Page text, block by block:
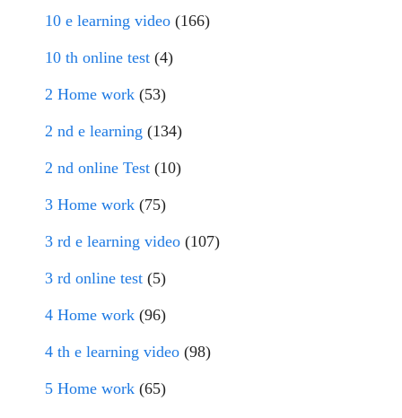
10 e learning video (166)
10 th online test (4)
2 Home work (53)
2 nd e learning (134)
2 nd online Test (10)
3 Home work (75)
3 rd e learning video (107)
3 rd online test (5)
4 Home work (96)
4 th e learning video (98)
5 Home work (65)